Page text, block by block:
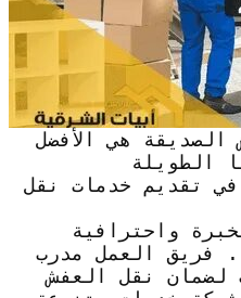
هي الأفضل
الطويلة
تقديم خدمات نقل
واحترافية
فريق العمل مدرب
لضمان نقل العفش